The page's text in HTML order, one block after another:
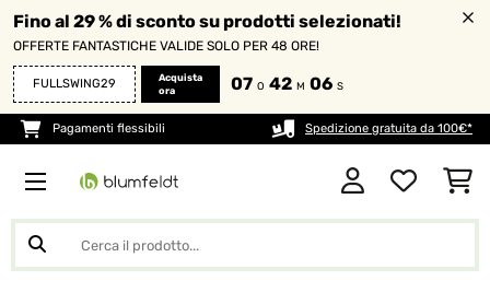
Fino al 29 % di sconto su prodotti selezionati!
OFFERTE FANTASTICHE VALIDE SOLO PER 48 ORE!
FULLSWING29
Acquista
ora
07 O 42 M 05 S
Pagamenti flessibili Spedizione gratuita da 100€*